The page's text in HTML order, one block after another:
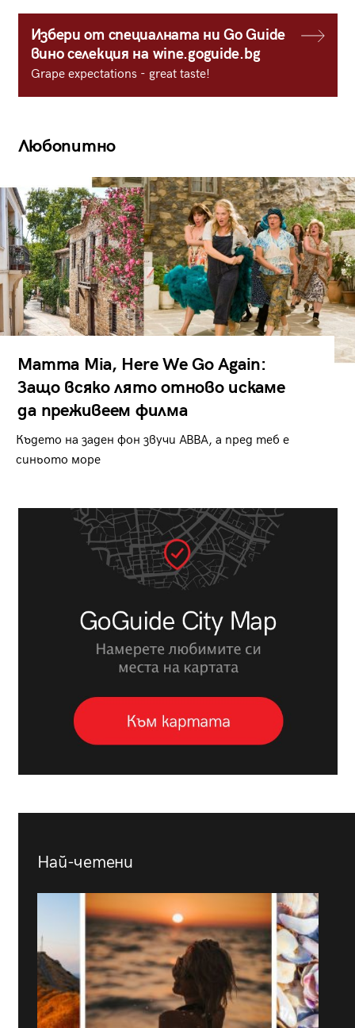
Избери от специалната ни Go Guide
вино селекция на wine.goguide.bg
Grape expectations - great taste!
Любопитно
Mamma Mia, Here We Go Again:
Защо всяко лято отново искаме
да преживеем филма
Където на заден фон звучи ABBA, а пред теб е
синьото море
Най-четени